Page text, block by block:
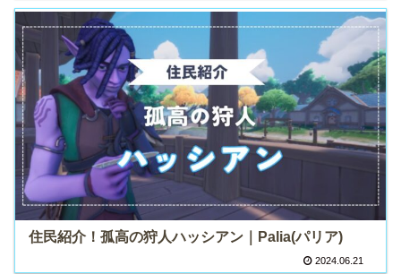
住民紹介！孤高の狩人ハッシアン｜Palia(パリア)
2024.06.21